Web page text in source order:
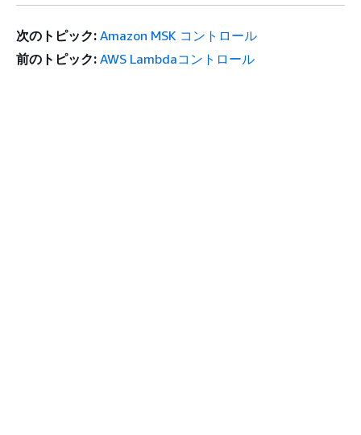
次のトピック: Amazon MSK コントロール
前のトピック: AWS Lambdaコントロール